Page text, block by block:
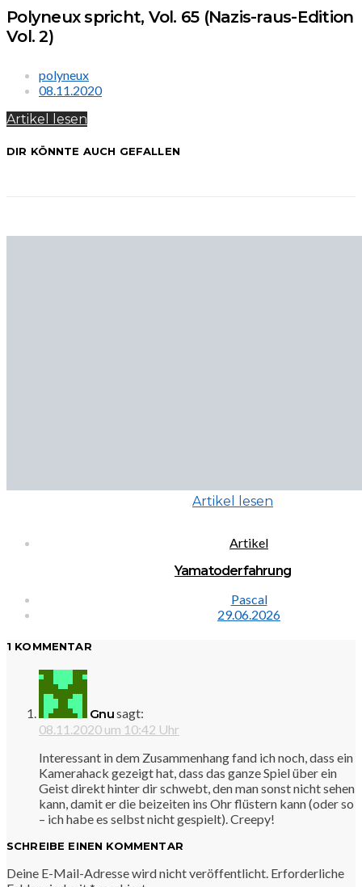
Polyneux spricht, Vol. 65 (Nazis-raus-Edition
Vol. 2)
polyneux
08.11.2020
Artikel lesen
DIR KÖNNTE AUCH GEFALLEN
Artikel lesen
Artikel
Yamatoderfahrung
Pascal
29.06.2026
1 KOMMENTAR
Gnusagt:
08.11.2020 um 10:42 Uhr
Interessant in dem Zusammenhang fand ich noch, dass ein
Kamerahack gezeigt hat, dass das ganze Spiel über ein
Geist direkt hinter dir schwebt, den man sonst nicht sehen
kann, damit er die beizeiten ins Ohr flüstern kann (oder so
– ich habe es selbst nicht gespielt). Creepy!
SCHREIBE EINEN KOMMENTAR
Deine E-Mail-Adresse wird nicht veröffentlicht. Erforderliche